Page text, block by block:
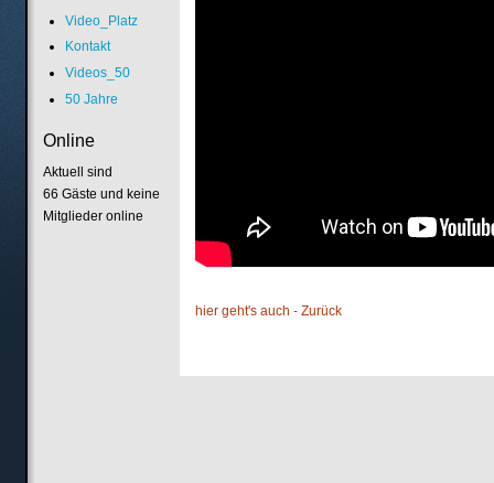
hier geht's auch - Zurück
Video_Platz
Kontakt
Videos_50
50 Jahre
Online
Aktuell sind
66 Gäste und keine
Mitglieder online